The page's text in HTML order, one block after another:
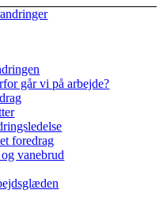
går vi på arbejde?
foredrag
vanebrud